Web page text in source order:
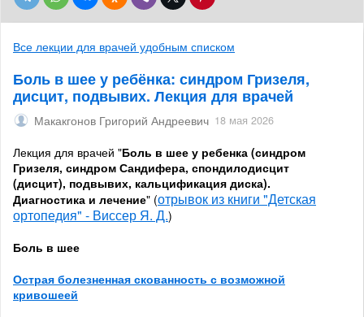
Все лекции для врачей удобным списком
Боль в шее у ребёнка: синдром Гризеля,
дисцит, подвывих. Лекция для врачей
Макакгонов Григорий Андреевич 18 мая 2026
Лекция для врачей "Боль в шее у ребенка (синдром
Гризеля, синдром Сандифера, спондилодисцит
(дисцит), подвывих, кальцификация диска).
Диагностика и лечение" (отрывок из книги "Детская
ортопедия" - Виссер Я. Д.)
Боль в шее
Острая болезненная скованность с возможной
кривошеей